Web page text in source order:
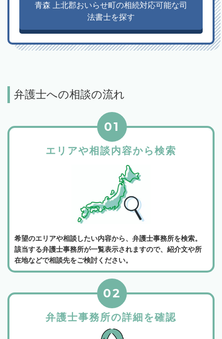
青森 上北郡おいらせ町の相続対応可能な司
法書士を探す
弁護士への相談の流れ
エリアや相談内容から検索
01
希望のエリアや相談したい内容から、弁護士事務所を検索。
該当する弁護士事務所が一覧表示されますので、紹介文や所
在地などで相談先をご検討ください。
弁護士事務所の詳細を確認
02